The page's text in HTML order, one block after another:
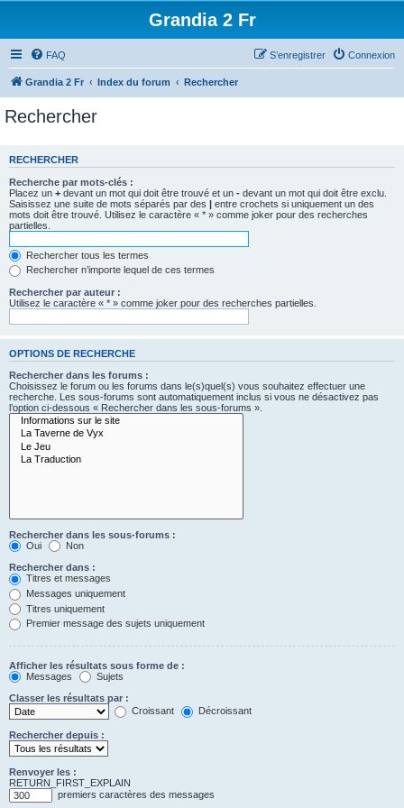
Grandia 2 Fr
FAQ Connexion
S’enregistrer
Grandia 2 Fr Index du forum Rechercher
Rechercher
RECHERCHER
Recherche par mots-clés :
Placez un + devant un mot qui doit être trouvé et un - devant un mot qui doit être exclu.
Saisissez une suite de mots séparés par des | entre crochets si uniquement un des
mots doit être trouvé. Utilisez le caractère « * » comme joker pour des recherches
partielles.
Rechercher tous les termes
Rechercher n’importe lequel de ces termes
Rechercher par auteur :
Utilisez le caractère « * » comme joker pour des recherches partielles.
OPTIONS DE RECHERCHE
Rechercher dans les forums :
Choisissez le forum ou les forums dans le(s)quel(s) vous souhaitez effectuer une
recherche. Les sous-forums sont automatiquement inclus si vous ne désactivez pas
l’option ci-dessous « Rechercher dans les sous-forums ».
Rechercher dans les sous-forums :
Oui
Non
Rechercher dans :
Titres et messages
Messages uniquement
Titres uniquement
Premier message des sujets uniquement
Afficher les résultats sous forme de :
Messages
Sujets
Classer les résultats par :
Croissant
Décroissant
Rechercher depuis :
Renvoyer les :
RETURN_FIRST_EXPLAIN
premiers caractères des messages